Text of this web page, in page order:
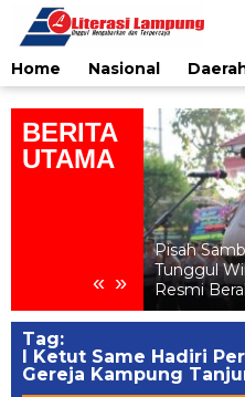
content
Home
Nasional
BERITA
UTAMA
« »
Pisah
Tunggul
Resmi
Tag:
I Ketut Same Hadiri
Gereja Kampung